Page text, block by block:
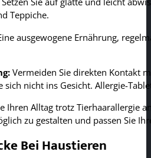
Teppiche.
ausgewogene Ernährung,
Vermeiden Sie direkten Kontakt
sich nicht ins Gesicht. Allergie-
Ihren Alltag trotz Tierhaarallergie
zu gestalten und passen Sie
Bei Haustieren